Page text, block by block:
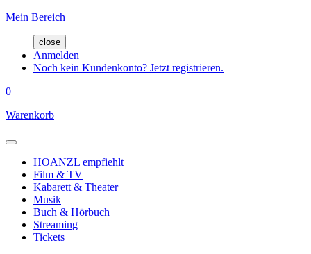
Mein Bereich
close
Anmelden
Noch kein Kundenkonto? Jetzt registrieren.
0
Warenkorb
HOANZL empfiehlt
Film & TV
Kabarett & Theater
Musik
Buch & Hörbuch
Streaming
Tickets